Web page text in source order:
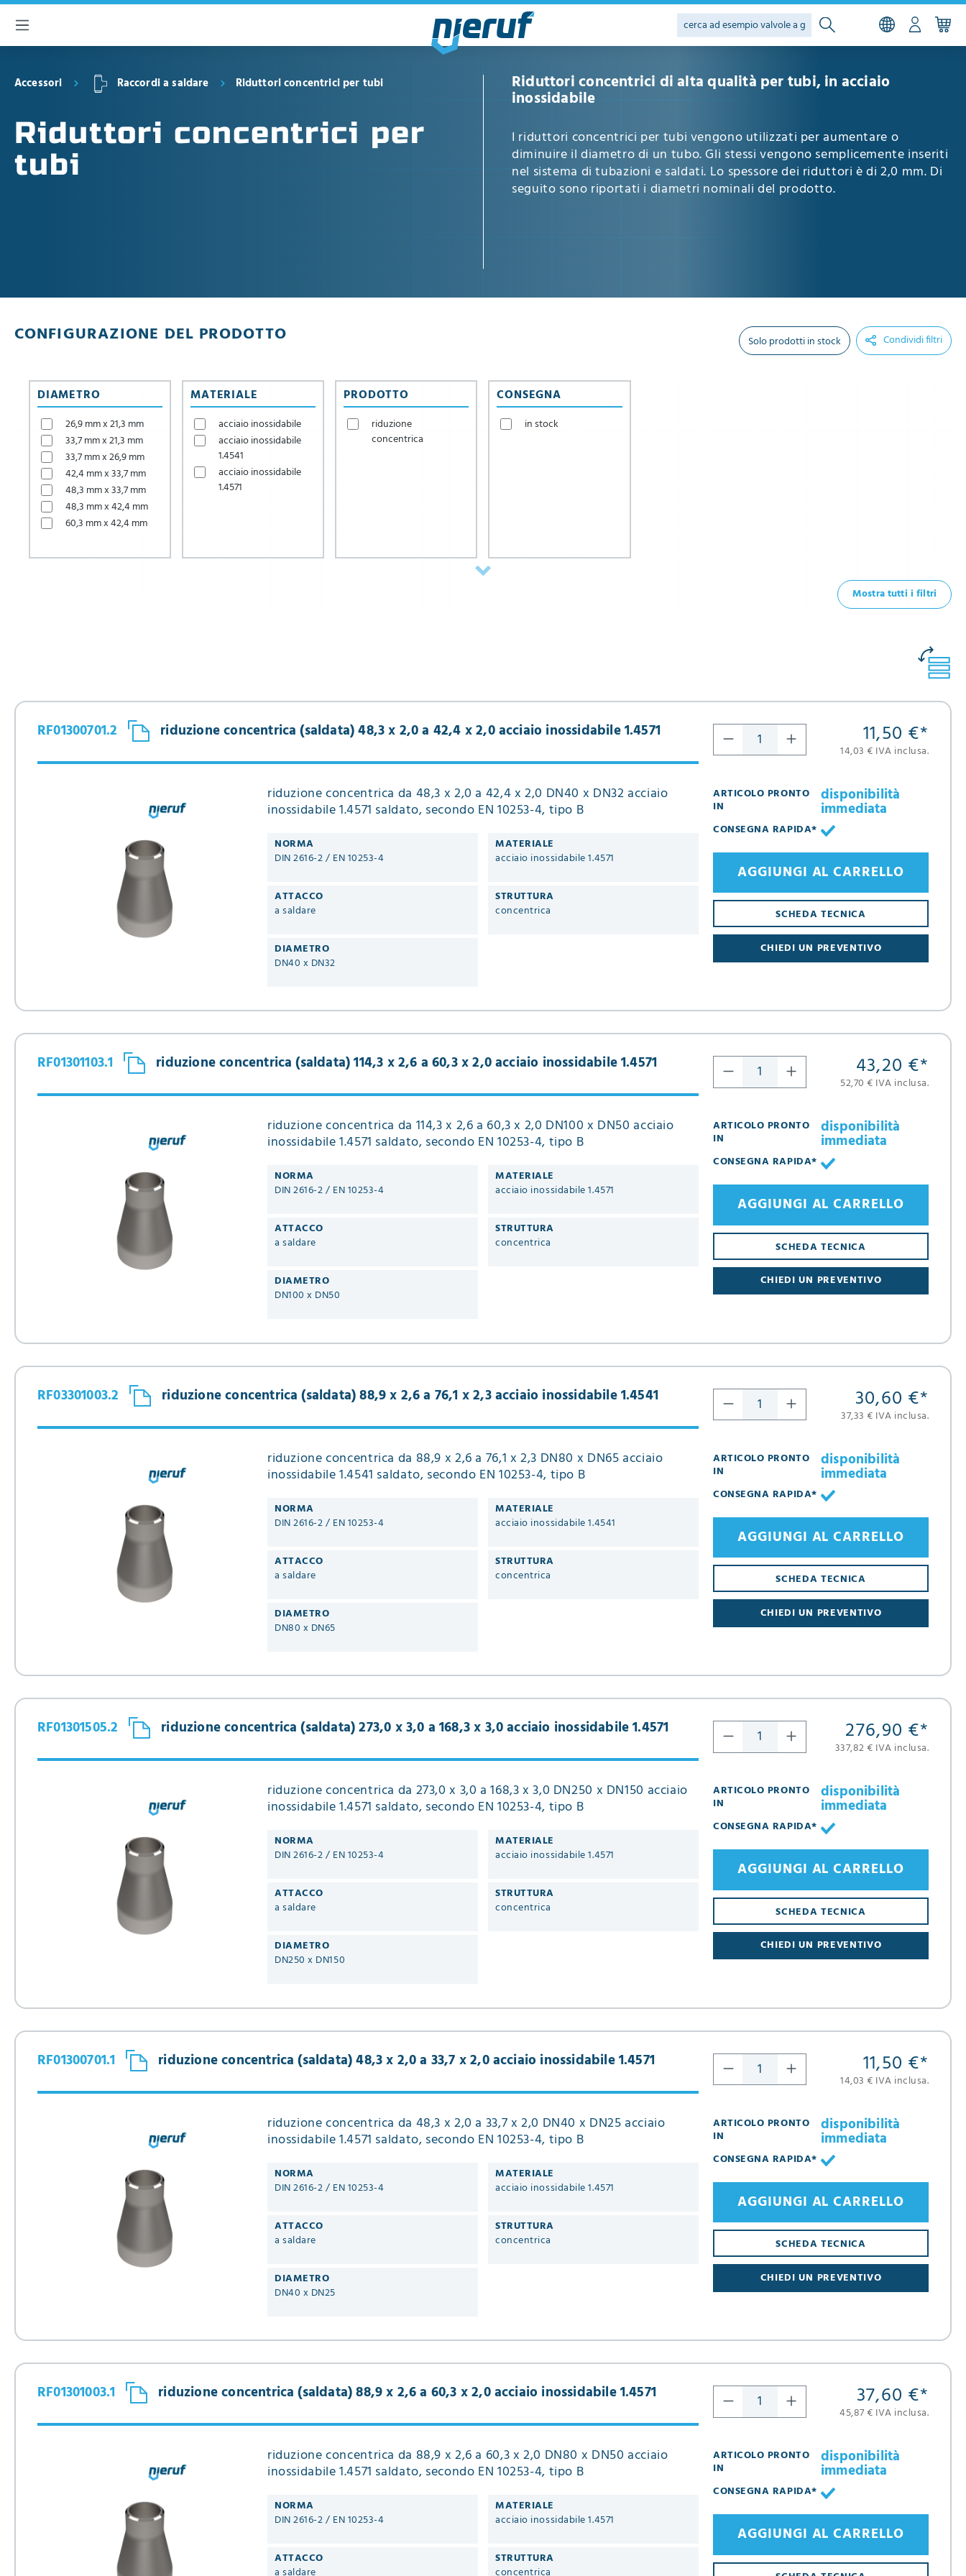
principale
Accessori Raccordi a saldare Riduttori concentrici per tubi
Riduttori concentrici per
tubi
Riduttori concentrici di alta qualità per tubi, in acciaio
inossidabile
I riduttori concentrici per tubi vengono utilizzati per aumentare o
diminuire il diametro di un tubo. Gli stessi vengono semplicemente inseriti
nel sistema di tubazioni e saldati. Lo spessore dei riduttori è di 2,0 mm. Di
seguito sono riportati i diametri nominali del prodotto.
CONFIGURAZIONE DEL PRODOTTO Solo prodotti in stock Condividi filtri
DIAMETRO
26,9 mm x 21,3 mm
33,7 mm x 21,3 mm
33,7 mm x 26,9 mm
42,4 mm x 33,7 mm
48,3 mm x 33,7 mm
48,3 mm x 42,4 mm
60,3 mm x 42,4 mm
76,1 mm x 60,3 mm
139,7 mm x 114,3 mm
168,3 mm x 60,3 mm
168,3 mm x 76,1 mm
219,1 mm x 168,3 mm
273,0 mm x 139,7
273,0 mm x 168,3
273,0 mm x 219,1
MATERIALE
acciaio inossidabile
acciaio inossidabile
1.4541
acciaio inossidabile
1.4571
PRODOTTO
riduzione
concentrica
CONSEGNA
in stock
Mostra tutti i filtri
riduzione concentrica (saldata) 48,3 x 2,0 a 42,4 x 2,0 acciaio inossidabile 1.4571
RF01300701.2
riduzione concentrica da 48,3 x 2,0 a 42,4 x 2,0 DN40 x DN32 acciaio
inossidabile 1.4571 saldato, secondo EN 10253-4, tipo B
NORMA
DIN 2616-2 / EN 10253-4
ATTACCO
a saldare
DIAMETRO
DN40 x DN32
MATERIALE
acciaio inossidabile 1.4571
STRUTTURA
concentrica
11,50 €*
14,03 € IVA inclusa.
ARTICOLO PRONTO
IN
disponibilità
immediata
CONSEGNA RAPIDA*
CHIEDI UN PREVENTIVO
SCHEDA TECNICA
AGGIUNGI AL CARRELLO
riduzione concentrica (saldata) 114,3 x 2,6 a 60,3 x 2,0 acciaio inossidabile 1.4571
RF01301103.1
riduzione concentrica da 114,3 x 2,6 a 60,3 x 2,0 DN100 x DN50 acciaio
inossidabile 1.4571 saldato, secondo EN 10253-4, tipo B
NORMA
DIN 2616-2 / EN 10253-4
ATTACCO
a saldare
DIAMETRO
DN100 x DN50
MATERIALE
acciaio inossidabile 1.4571
STRUTTURA
concentrica
43,20 €*
52,70 € IVA inclusa.
ARTICOLO PRONTO
IN
disponibilità
immediata
CONSEGNA RAPIDA*
CHIEDI UN PREVENTIVO
SCHEDA TECNICA
AGGIUNGI AL CARRELLO
riduzione concentrica (saldata) 88,9 x 2,6 a 76,1 x 2,3 acciaio inossidabile 1.4541
RF03301003.2
riduzione concentrica da 88,9 x 2,6 a 76,1 x 2,3 DN80 x DN65 acciaio
inossidabile 1.4541 saldato, secondo EN 10253-4, tipo B
NORMA
DIN 2616-2 / EN 10253-4
ATTACCO
a saldare
DIAMETRO
DN80 x DN65
MATERIALE
acciaio inossidabile 1.4541
STRUTTURA
concentrica
30,60 €*
37,33 € IVA inclusa.
ARTICOLO PRONTO
IN
disponibilità
immediata
CONSEGNA RAPIDA*
CHIEDI UN PREVENTIVO
SCHEDA TECNICA
AGGIUNGI AL CARRELLO
riduzione concentrica (saldata) 273,0 x 3,0 a 168,3 x 3,0 acciaio inossidabile 1.4571
RF01301505.2
riduzione concentrica da 273,0 x 3,0 a 168,3 x 3,0 DN250 x DN150 acciaio
inossidabile 1.4571 saldato, secondo EN 10253-4, tipo B
NORMA
DIN 2616-2 / EN 10253-4
ATTACCO
a saldare
DIAMETRO
DN250 x DN150
MATERIALE
acciaio inossidabile 1.4571
STRUTTURA
concentrica
276,90 €*
337,82 € IVA inclusa.
ARTICOLO PRONTO
IN
disponibilità
immediata
CONSEGNA RAPIDA*
CHIEDI UN PREVENTIVO
SCHEDA TECNICA
AGGIUNGI AL CARRELLO
riduzione concentrica (saldata) 48,3 x 2,0 a 33,7 x 2,0 acciaio inossidabile 1.4571
RF01300701.1
riduzione concentrica da 48,3 x 2,0 a 33,7 x 2,0 DN40 x DN25 acciaio
inossidabile 1.4571 saldato, secondo EN 10253-4, tipo B
NORMA
DIN 2616-2 / EN 10253-4
ATTACCO
a saldare
DIAMETRO
DN40 x DN25
MATERIALE
acciaio inossidabile 1.4571
STRUTTURA
concentrica
11,50 €*
14,03 € IVA inclusa.
ARTICOLO PRONTO
IN
disponibilità
immediata
CONSEGNA RAPIDA*
CHIEDI UN PREVENTIVO
SCHEDA TECNICA
AGGIUNGI AL CARRELLO
riduzione concentrica (saldata) 88,9 x 2,6 a 60,3 x 2,0 acciaio inossidabile 1.4571
RF01301003.1
riduzione concentrica da 88,9 x 2,6 a 60,3 x 2,0 DN80 x DN50 acciaio
inossidabile 1.4571 saldato, secondo EN 10253-4, tipo B
NORMA
DIN 2616-2 / EN 10253-4
ATTACCO
a saldare
MATERIALE
acciaio inossidabile 1.4571
STRUTTURA
concentrica
37,60 €*
45,87 € IVA inclusa.
ARTICOLO PRONTO
IN
disponibilità
immediata
CONSEGNA RAPIDA*
AGGIUNGI AL CARRELLO